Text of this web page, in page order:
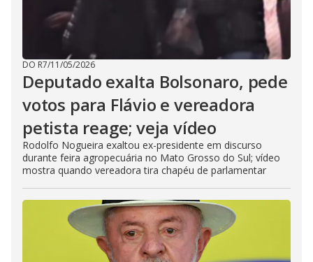
DO R7/11/05/2026
Deputado exalta Bolsonaro, pede
votos para Flávio e vereadora
petista reage; veja vídeo
Rodolfo Nogueira exaltou ex-presidente em discurso
durante feira agropecuária no Mato Grosso do Sul; vídeo
mostra quando vereadora tira chapéu de parlamentar